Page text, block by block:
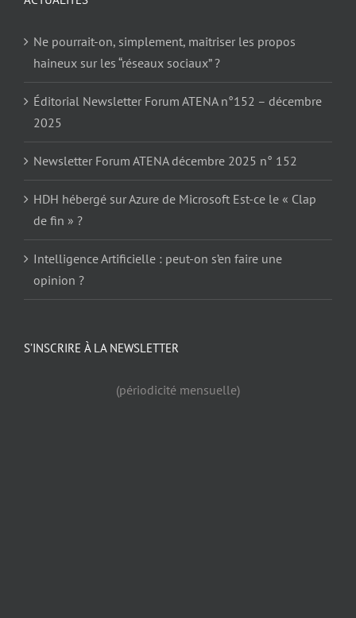
Ne pourrait-on, simplement, maitriser les propos
haineux sur les “réseaux sociaux” ?
Éditorial Newsletter Forum ATENA n°152 – décembre
2025
Newsletter Forum ATENA décembre 2025 n° 152
HDH hébergé sur Azure de Microsoft Est-ce le « Clap
de fin » ?
Intelligence Artificielle : peut-on s’en faire une
opinion ?
S’INSCRIRE À LA NEWSLETTER
(périodicité mensuelle)